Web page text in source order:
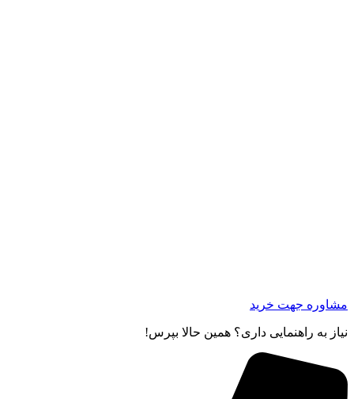
مشاوره جهت خرید
نیاز به راهنمایی داری؟ همین حالا بپرس!